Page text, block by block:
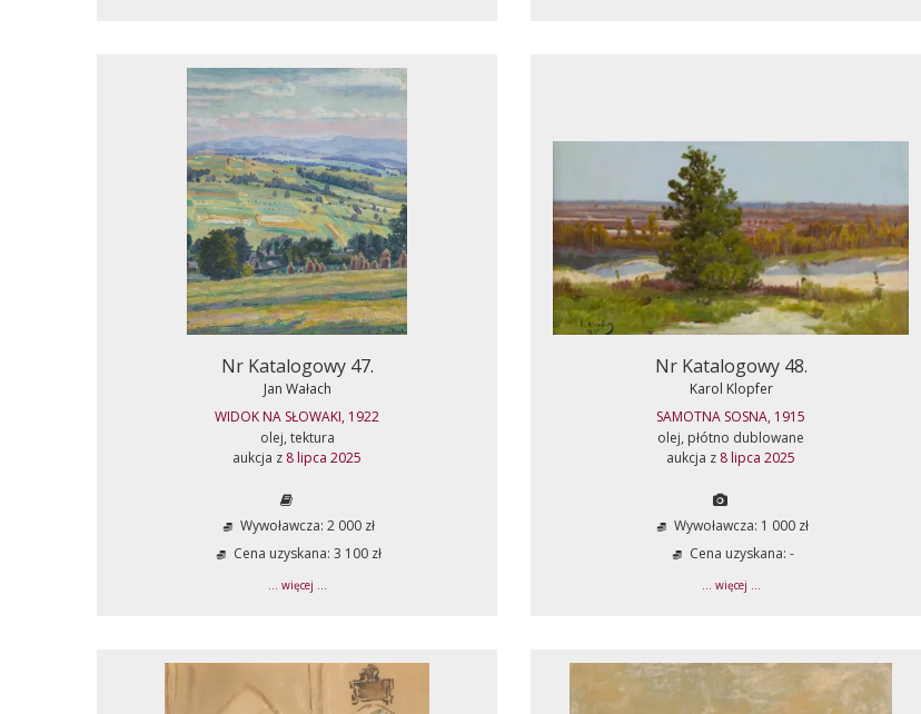
Nr Katalogowy 47.
Jan Wałach
WIDOK NA SŁOWAKI, 1922
olej, tektura
aukcja z 8 lipca 2025
Wywoławcza: 2 000 zł
Cena uzyskana: 3 100 zł
... więcej ...
Nr Katalogowy 48.
Karol Klopfer
SAMOTNA SOSNA, 1915
olej, płótno dublowane
aukcja z 8 lipca 2025
Wywoławcza: 1 000 zł
Cena uzyskana: -
... więcej ...